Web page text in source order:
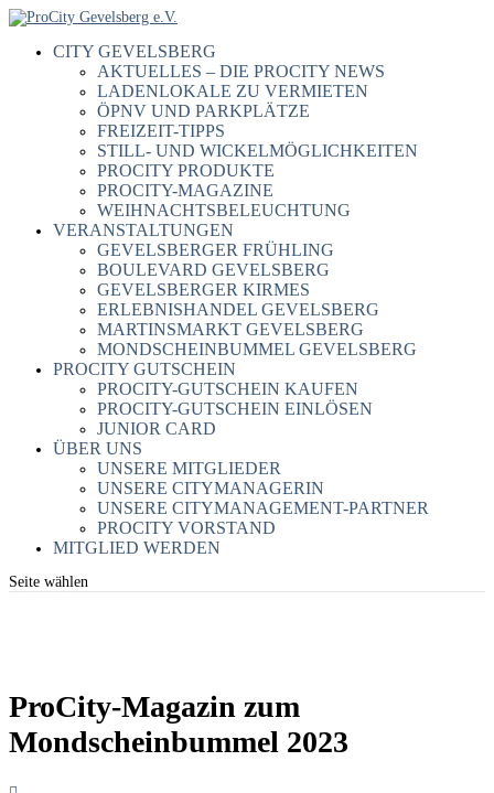
CITY GEVELSBERG
AKTUELLES – DIE PROCITY NEWS
LADENLOKALE ZU VERMIETEN
ÖPNV UND PARKPLÄTZE
FREIZEIT-TIPPS
STILL- UND WICKELMÖGLICHKEITEN
PROCITY PRODUKTE
PROCITY-MAGAZINE
WEIHNACHTSBELEUCHTUNG
VERANSTALTUNGEN
GEVELSBERGER FRÜHLING
BOULEVARD GEVELSBERG
GEVELSBERGER KIRMES
ERLEBNISHANDEL GEVELSBERG
MARTINSMARKT GEVELSBERG
MONDSCHEINBUMMEL GEVELSBERG
PROCITY GUTSCHEIN
PROCITY-GUTSCHEIN KAUFEN
PROCITY-GUTSCHEIN EINLÖSEN
JUNIOR CARD
ÜBER UNS
UNSERE MITGLIEDER
UNSERE CITYMANAGERIN
UNSERE CITYMANAGEMENT-PARTNER
PROCITY VORSTAND
MITGLIED WERDEN
Seite wählen
ProCity-Magazin zum
Mondscheinbummel 2023